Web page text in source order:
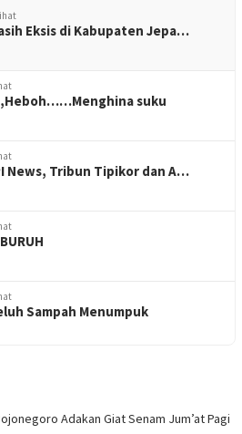
Eksis di Kabupaten Jepa…
suku
News, Tribun Tipikor dan A…
Sampah Menumpuk
Adakan Giat Senam Jum’at Pagi